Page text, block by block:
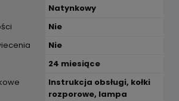
Natynkowy
Nie
Nie
24 miesiące
Instrukcja obsługi, kołki
rozporowe, lampa